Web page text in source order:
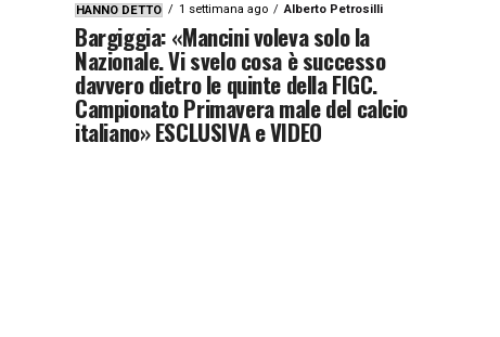
HANNO DETTO 1 settimana ago Alberto Petrosilli
Bargiggia: «Mancini voleva solo la
Nazionale. Vi svelo cosa è successo
davvero dietro le quinte della FIGC.
Campionato Primavera male del calcio
italiano» ESCLUSIVA e VIDEO